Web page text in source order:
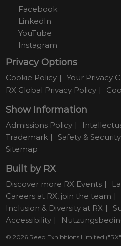
Facebook
LinkedIn
YouTube
Instagram
Privacy Options
Cookie Policy
Your Privacy
RX Global Privacy Policy
Show Information
Admissions Policy
Trademark
Safety & Security
Sitemap
Built by RX
Discover more RX Events
Careers at RX, join the team
Inclusion & Diversity at RX
Accessibility
© 2026 Reed Exhibitions Limited